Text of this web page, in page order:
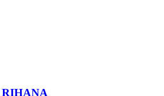
RIHANA